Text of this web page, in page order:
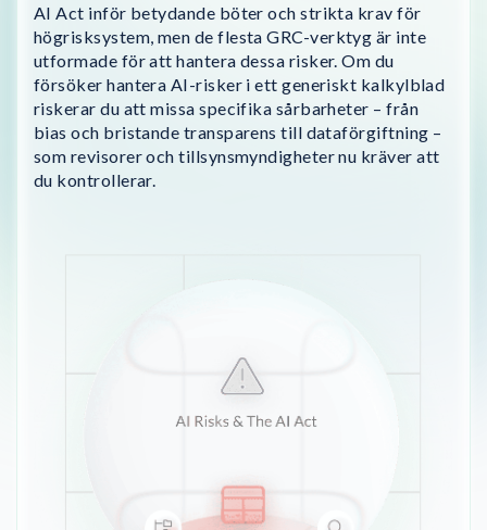
AI Act inför betydande böter och strikta krav för
högrisk­system, men de flesta GRC-verktyg är inte
utformade för att hantera dessa risker. Om du
försöker hantera AI-risker i ett generiskt kalkylblad
riskerar du att missa specifika sårbarheter – från
bias och bristande transparens till dataförgiftning –
som revisorer och tillsynsmyndigheter nu kräver att
du kontrollerar.